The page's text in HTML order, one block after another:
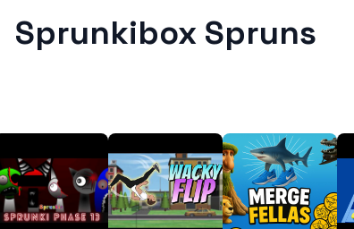
Sprunkibox Spruns